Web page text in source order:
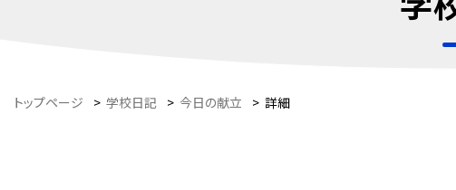
トップページ > 学校日記 > 今日の献立 > 詳細